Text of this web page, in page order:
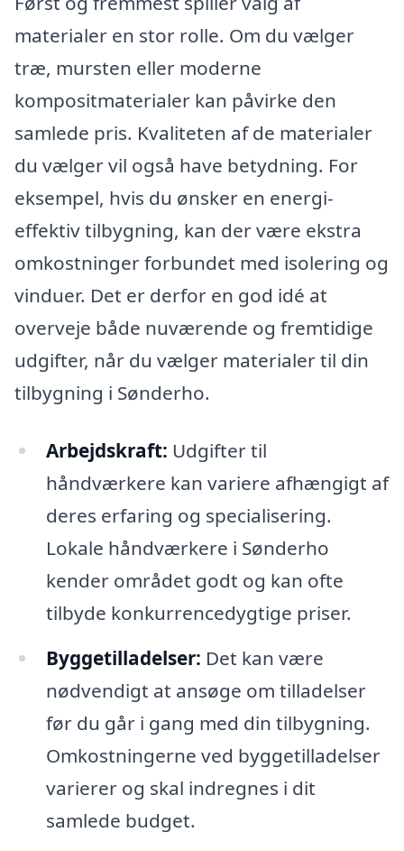
materialer en stor rolle. Om du vælger
træ, mursten eller moderne
kompositmaterialer kan påvirke den
samlede pris. Kvaliteten af de materialer
du vælger vil også have betydning. For
eksempel, hvis du ønsker en energi-
effektiv tilbygning, kan der være ekstra
omkostninger forbundet med isolering og
vinduer. Det er derfor en god idé at
overveje både nuværende og fremtidige
udgifter, når du vælger materialer til din
tilbygning i Sønderho.
Arbejdskraft: Udgifter til
håndværkere kan variere afhængigt af
deres erfaring og specialisering.
Lokale håndværkere i Sønderho
kender området godt og kan ofte
tilbyde konkurrencedygtige priser.
Byggetilladelser: Det kan være
nødvendigt at ansøge om tilladelser
før du går i gang med din tilbygning.
Omkostningerne ved byggetilladelser
varierer og skal indregnes i dit
samlede budget.